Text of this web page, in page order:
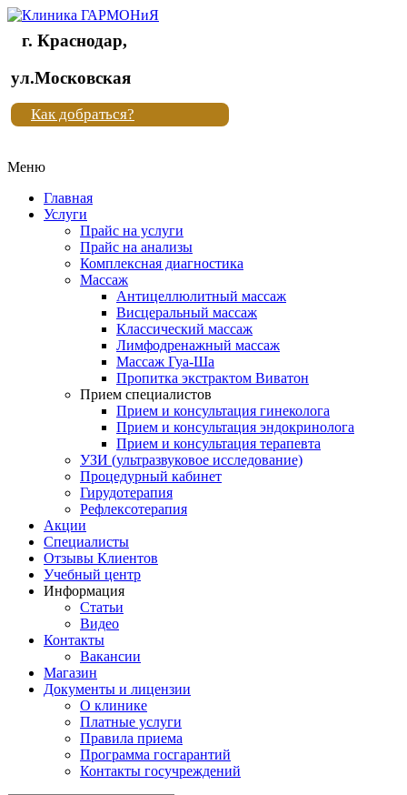
Клиника
"Новая
жизнь"
Клиника
жизнь"
г. Краснодар,
ул.Московская
Как добраться?
Меню
Главная
Услуги
Прайс на услуги
Прайс на анализы
Комплексная диагностика
Массаж
Антицеллюлитный массаж
Висцеральный массаж
Классический массаж
Лимфодренажный массаж
Массаж Гуа-Ша
Пропитка экстрактом Виватон
Прием специалистов
Прием и консультация гинеколога
Прием и консультация эндокринолога
Прием и консультация терапевта
УЗИ (ультразвуковое исследование)
Процедурный кабинет
Гирудотерапия
Рефлексотерапия
Акции
Специалисты
Отзывы Клиентов
Учебный центр
Информация
Статьи
Видео
Контакты
Вакансии
Магазин
Документы и лицензии
О клинике
Платные услуги
Правила приема
Программа госгарантий
Контакты госучреждений